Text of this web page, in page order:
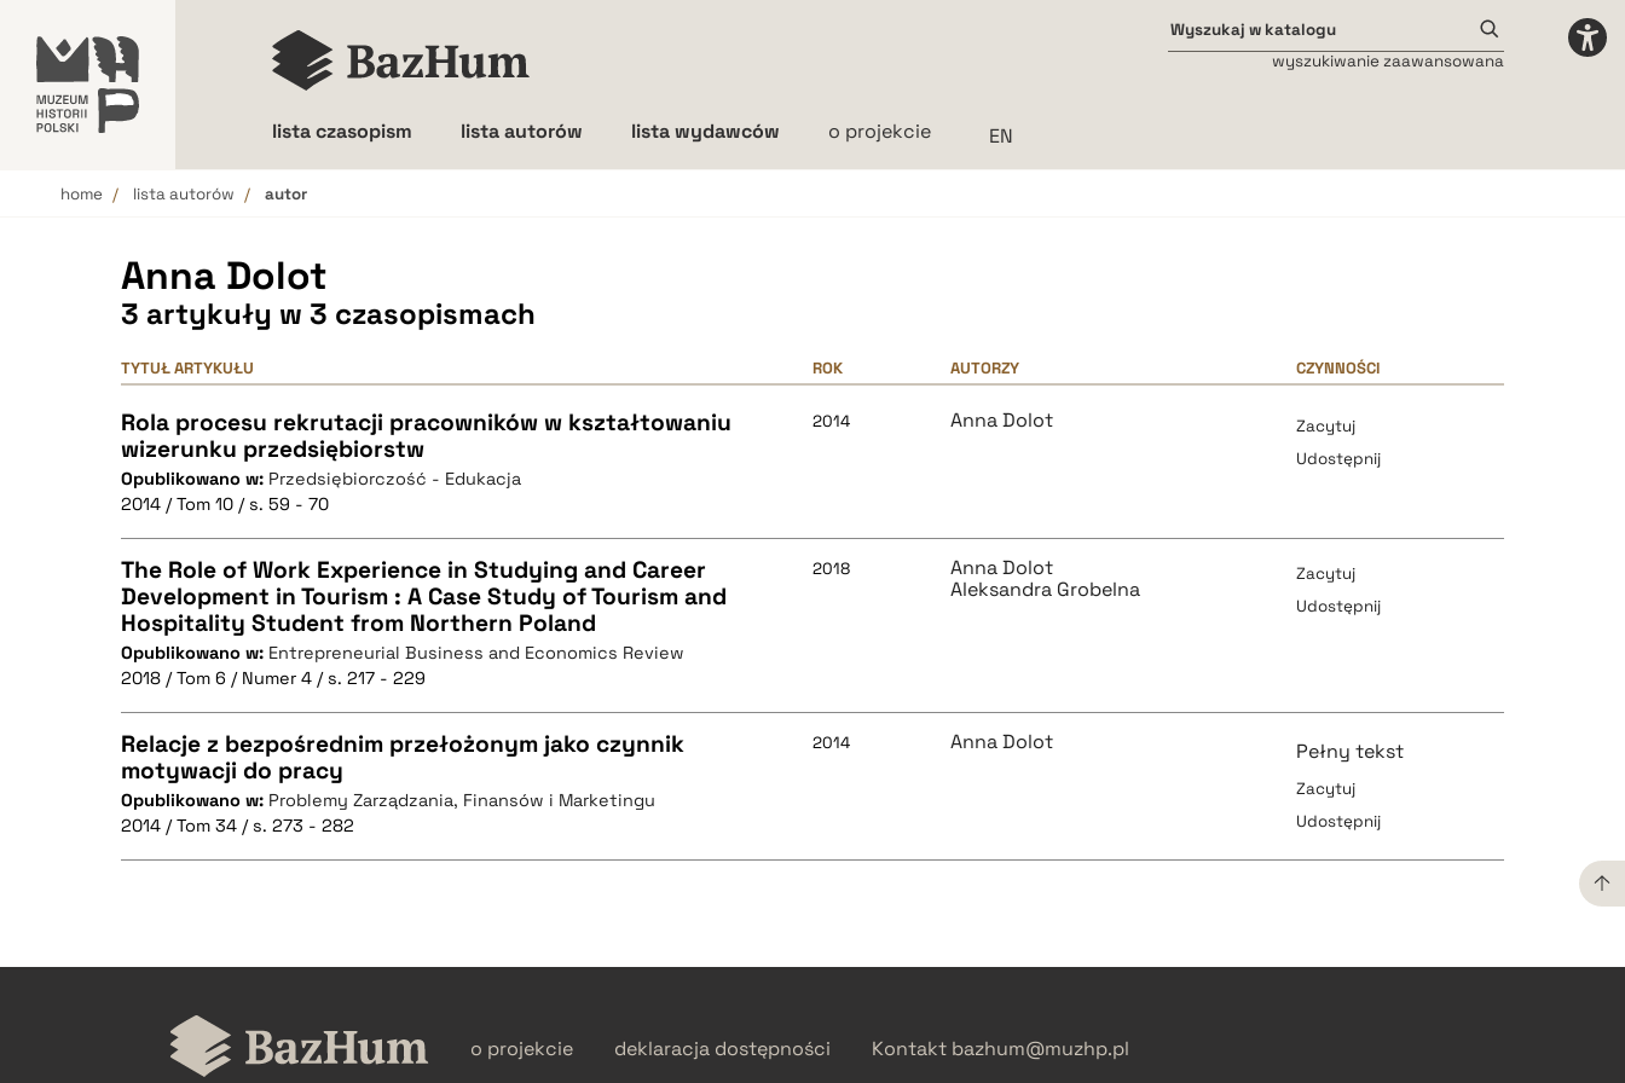
lista czasopism lista autorów lista wydawców o projekcie
wyszukiwanie zaawansowana
home lista autorów autor
Anna Dolot
3 artykuły w 3 czasopismach
TYTUŁ ARTYKUŁU ROK AUTORZY CZYNNOŚCI
Rola procesu rekrutacji pracowników w kształtowaniu
wizerunku przedsiębiorstw
Opublikowano w: Przedsiębiorczość - Edukacja
2014 / Tom 10 / s. 59 - 70
2014 Anna Dolot
Zacytuj
Udostępnij
CZYSTY TEKST
BIBTEX
pobierz cytat
The Role of Work Experience in Studying and Career
Development in Tourism : A Case Study of Tourism and
Hospitality Student from Northern Poland
Opublikowano w: Entrepreneurial Business and Economics Review
2018 / Tom 6 / Numer 4 / s. 217 - 229
2018
Anna Dolot
Aleksandra Grobelna
Zacytuj
Udostępnij
CZYSTY TEKST
pobierz cytat
Relacje z bezpośrednim przełożonym jako czynnik
motywacji do pracy
Opublikowano w: Problemy Zarządzania, Finansów i Marketingu
2014 / Tom 34 / s. 273 - 282
2014 Anna Dolot Pełny tekst
Zacytuj
Udostępnij
o projekcie deklaracja dostępności Kontakt bazhum@muzhp.pl